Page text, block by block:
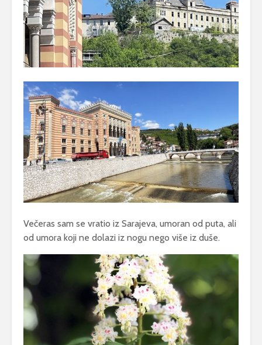
Večeras sam se vratio iz Sarajeva, umoran od puta, ali
od umora koji ne dolazi iz nogu nego više iz duše.